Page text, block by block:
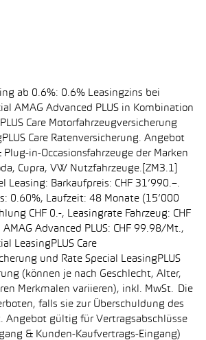
ab 0.6%: 0.6% Leasingzins bei
AMAG Advanced PLUS in Kombination
Care Motorfahrzeugversicherung
Care Ratenversicherung. Angebot
in-Occasionsfahrzeuge der Marken
Cupra, VW Nutzfahrzeuge.[ZM3.1]
Leasing: Barkaufpreis: CHF 31’990.–.
0.60%, Laufzeit: 48 Monate (15’000
CHF 0.-, Leasingrate Fahrzeug: CHF
Advanced PLUS: CHF 99.98/Mt.,
LeasingPLUS Care
und Rate Special LeasingPLUS
(können je nach Geschlecht, Alter,
Merkmalen variieren), inkl. MwSt. Die
falls sie zur Überschuldung des
Angebot gültig für Vertragsabschlüsse
& Kunden-Kaufvertrags-Eingang)